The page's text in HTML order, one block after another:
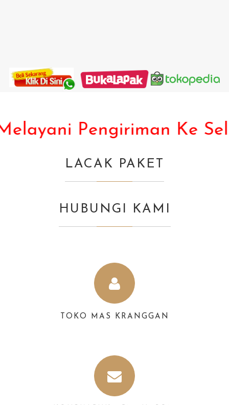
Pengiriman Ke
LACAK PAKET
HUBUNGI KAMI
TOKO MAS KRANGGAN